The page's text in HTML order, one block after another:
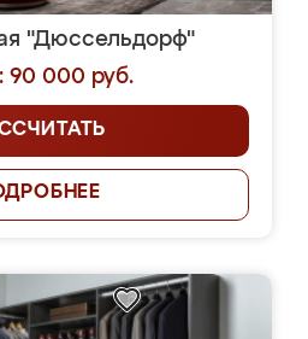
"Дюссельдорф"
90 000 руб.